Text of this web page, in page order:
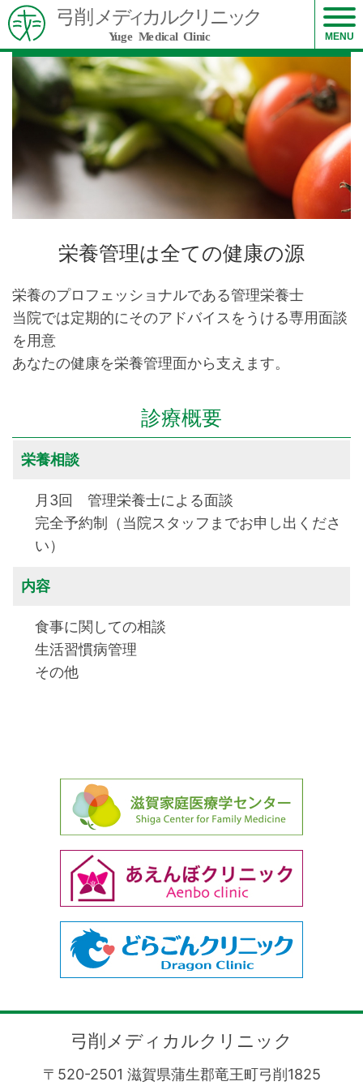
MENU
栄養相談
Nutrition
栄養管理は全ての健康の源
栄養のプロフェッショナルである管理栄養士
当院では定期的にそのアドバイスをうける専用面談
を用意
あなたの健康を栄養管理面から支えます。
診療概要
栄養相談
月3回 管理栄養士による面談
完全予約制（当院スタッフまでお申し出くださ
い）
内容
食事に関しての相談
生活習慣病管理
その他
弓削メディカルクリニック
〒520-2501 滋賀県蒲生郡竜王町弓削1825